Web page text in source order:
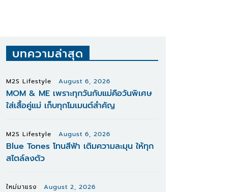
บทความล่าสุด
M2S Lifestyle August 6, 2026
MOM & ME เพราะทุกวันกับแม่คือวันพิเศษ
ใส่เสื้อคู่แม่ เก็บทุกโมเมนต์สำคัญ
M2S Lifestyle August 6, 2026
Blue Tones โทนสีฟ้า เติมความละมุน ให้ทุก
สไตล์ลงตัว
ใหม่มาแรง August 2, 2026